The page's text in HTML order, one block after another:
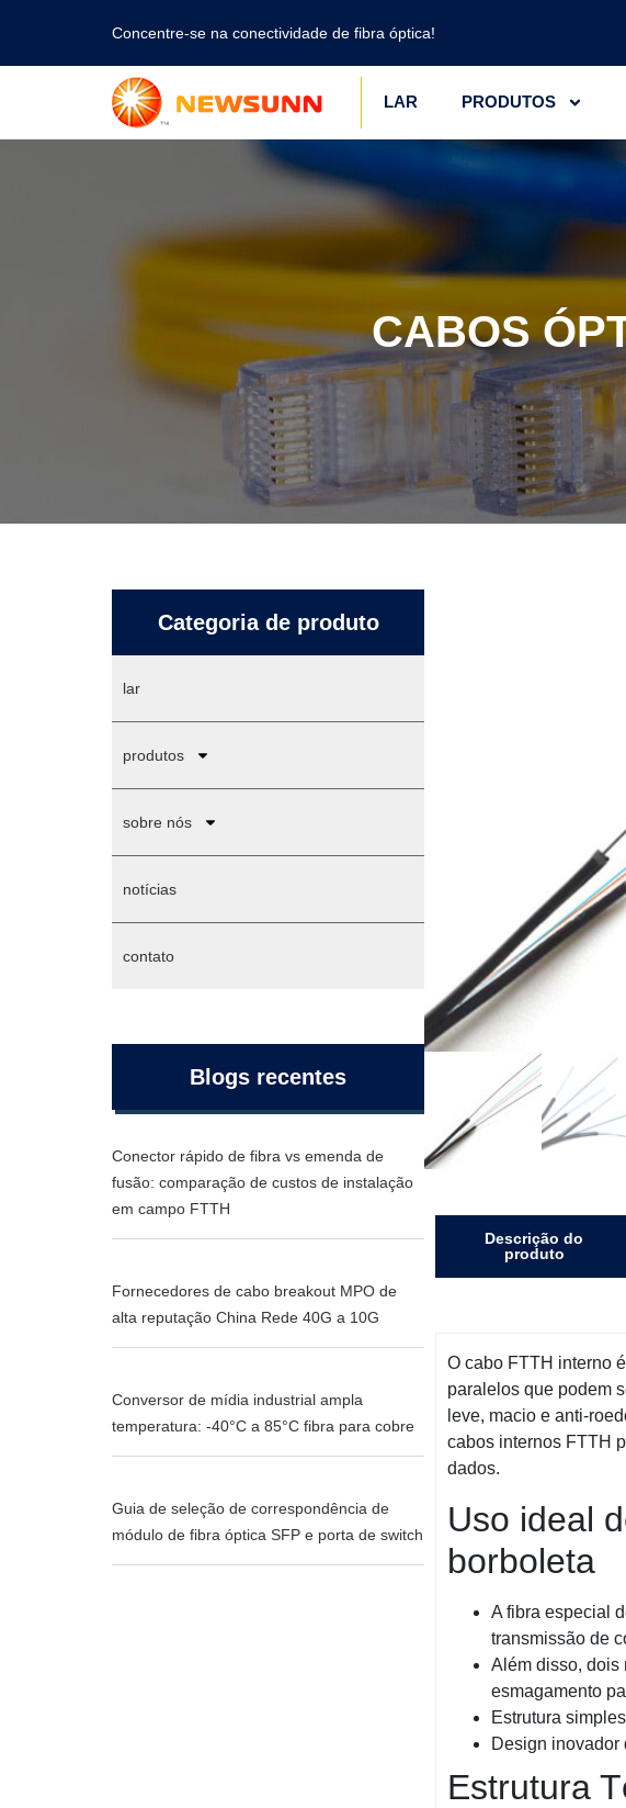
Concentre-se na conectividade de fibra óptica!
LAR PRODUTOS
CABOS
Categoria de produto
lar
produtos
sobre nós
notícias
contato
Blogs recentes
Conector rápido de fibra vs emenda de
fusão: comparação de custos de instalação
em campo FTTH
Fornecedores de cabo breakout MPO de
alta reputação China Rede 40G a 10G
Conversor de mídia industrial ampla
temperatura: -40°C a 85°C fibra para cobre
Guia de seleção de correspondência de
módulo de fibra óptica SFP e porta de switch
Descrição do
produto
O cabo FTTH interno
paralelos que podem
leve, macio e anti-
cabos internos FTTH
dados.
Uso ideal
borboleta
A fibra especial
transmissão de
Além disso, dois
esmagamento
Estrutura
Design inovador
Estrutura